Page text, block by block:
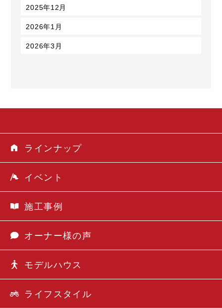
2025年12月
2026年1月
2026年3月
ラインナップ
イベント
施工事例
オーナー様の声
モデルハウス
ライフスタイル